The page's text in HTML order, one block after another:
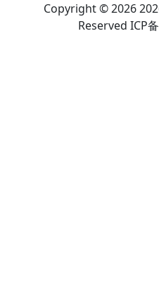
Copyright © 2026
Reserved ICP